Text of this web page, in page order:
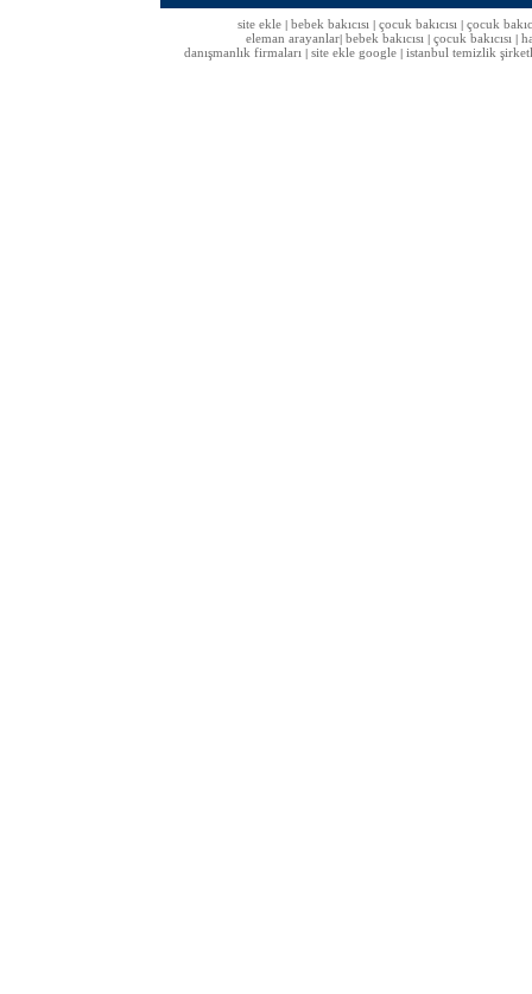
site ekle| bebek bakıcısı| çocuk bakıcısı| çocuk
eleman arayanlar bebek bakıcısı çocuk bakıcısı
danışmanlık firmaları
site ekle google istanbul temizlik